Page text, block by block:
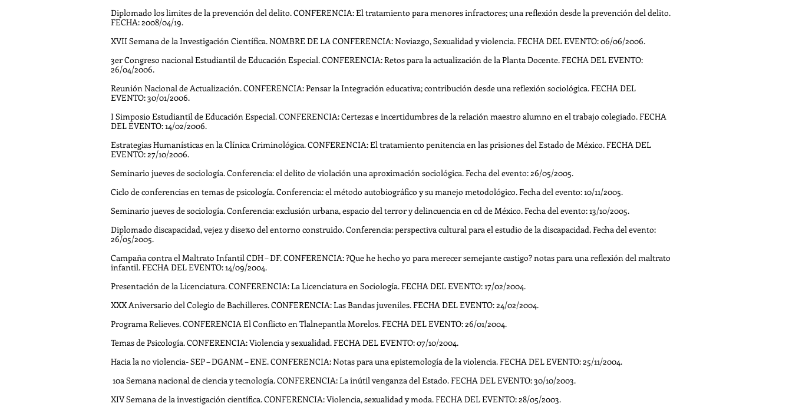
Diplomado los limites de la prevención del delito. CONFERENCIA: El tratamiento para menores infractores; una reflexión desde la prevención del delito.
FECHA: 2008/04/19.
XVII Semana de la Investigación Científica. NOMBRE DE LA CONFERENCIA: Noviazgo, Sexualidad y violencia. FECHA DEL EVENTO: 06/06/2006.
3er Congreso nacional Estudiantil de Educación Especial. CONFERENCIA: Retos para la actualización de la Planta Docente. FECHA DEL EVENTO:
26/04/2006.
Reunión Nacional de Actualización. CONFERENCIA: Pensar la Integración educativa; contribución desde una reflexión sociológica. FECHA DEL
EVENTO: 30/01/2006.
I Simposio Estudiantil de Educación Especial. CONFERENCIA: Certezas e incertidumbres de la relación maestro alumno en el trabajo colegiado. FECHA
DEL EVENTO: 14/02/2006.
Estrategias Humanísticas en la Clínica Criminológica. CONFERENCIA: El tratamiento penitencia en las prisiones del Estado de México. FECHA DEL
EVENTO: 27/10/2006.
Seminario jueves de sociología. Conferencia: el delito de violación una aproximación sociológica. Fecha del evento: 26/05/2005.
Ciclo de conferencias en temas de psicología. Conferencia: el método autobiográfico y su manejo metodológico. Fecha del evento: 10/11/2005.
Seminario jueves de sociología. Conferencia: exclusión urbana, espacio del terror y delincuencia en cd de México. Fecha del evento: 13/10/2005.
Diplomado discapacidad, vejez y dise%0 del entorno construido. Conferencia: perspectiva cultural para el estudio de la discapacidad. Fecha del evento:
26/05/2005.
Campaña contra el Maltrato Infantil CDH – DF. CONFERENCIA: ?Que he hecho yo para merecer semejante castigo? notas para una reflexión del maltrato
infantil. FECHA DEL EVENTO: 14/09/2004.
Presentación de la Licenciatura. CONFERENCIA: La Licenciatura en Sociología. FECHA DEL EVENTO: 17/02/2004.
XXX Aniversario del Colegio de Bachilleres. CONFERENCIA: Las Bandas juveniles. FECHA DEL EVENTO: 24/02/2004.
Programa Relieves. CONFERENCIA El Conflicto en Tlalnepantla Morelos. FECHA DEL EVENTO: 26/01/2004.
Temas de Psicología. CONFERENCIA: Violencia y sexualidad. FECHA DEL EVENTO: 07/10/2004.
Hacia la no violencia- SEP – DGANM – ENE. CONFERENCIA: Notas para una epistemología de la violencia. FECHA DEL EVENTO: 25/11/2004.
10a Semana nacional de ciencia y tecnología. CONFERENCIA: La inútil venganza del Estado. FECHA DEL EVENTO: 30/10/2003.
XIV Semana de la investigación científica. CONFERENCIA: Violencia, sexualidad y moda. FECHA DEL EVENTO: 28/05/2003.